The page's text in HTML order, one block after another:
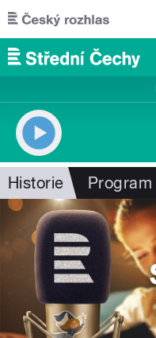
Přejít k hlavnímu obsahu
Historie Program